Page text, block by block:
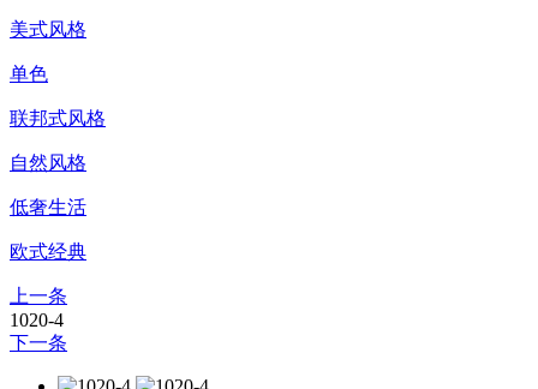
美式风格
单色
联邦式风格
自然风格
低奢生活
欧式经典
上一条
1020-4
下一条